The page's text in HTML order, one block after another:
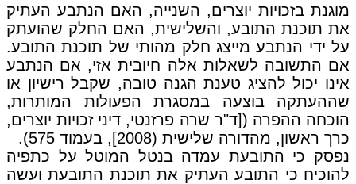
מוגנת בזכויות יוצרים, השנייה, האם הנתבע העתיק
את תוכנת התובע, והשלישית, האם החלק שהועתק
על ידי הנתבע מייצג חלק מהותי של תוכנת התובע.
אם התשובה לשאלות אלה חיובית אזי, אם הנתבע
אינו יכול להציג טענת הגנה טובה, שקבל רישיון או
שההעתקה בוצעה במסגרת הפעולות המותרות,
הוכחה ההפרה ([ד"ר שרה פרזנטי, דיני זכויות יוצרים,
כרך ראשון, מהדורה שלישית (2008], בעמוד 575).
נפסק כי התובעת עמדה בנטל המוטל על כתפיה
להוכיח כי התובע העתיק את תוכנת התובעת ועשה